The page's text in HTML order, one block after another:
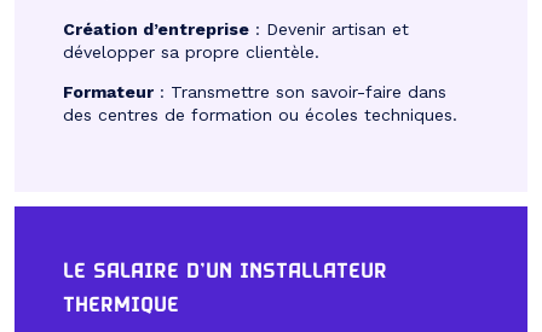
Création d’entreprise : Devenir artisan et
développer sa propre clientèle.
Formateur : Transmettre son savoir-faire dans
des centres de formation ou écoles techniques.
LE SALAIRE D’UN INSTALLATEUR
THERMIQUE